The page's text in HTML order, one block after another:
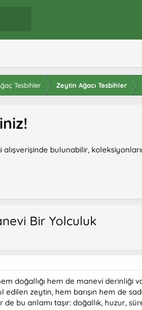
Tesbihler Zeytin Ağacı Tesbihler
bulunabilir,
Bir Yolculuk
doğallığı hem de manevi derinliği
edilen zeytin, hem barışın hem de
bu anlamı taşır: doğallık, huzur,